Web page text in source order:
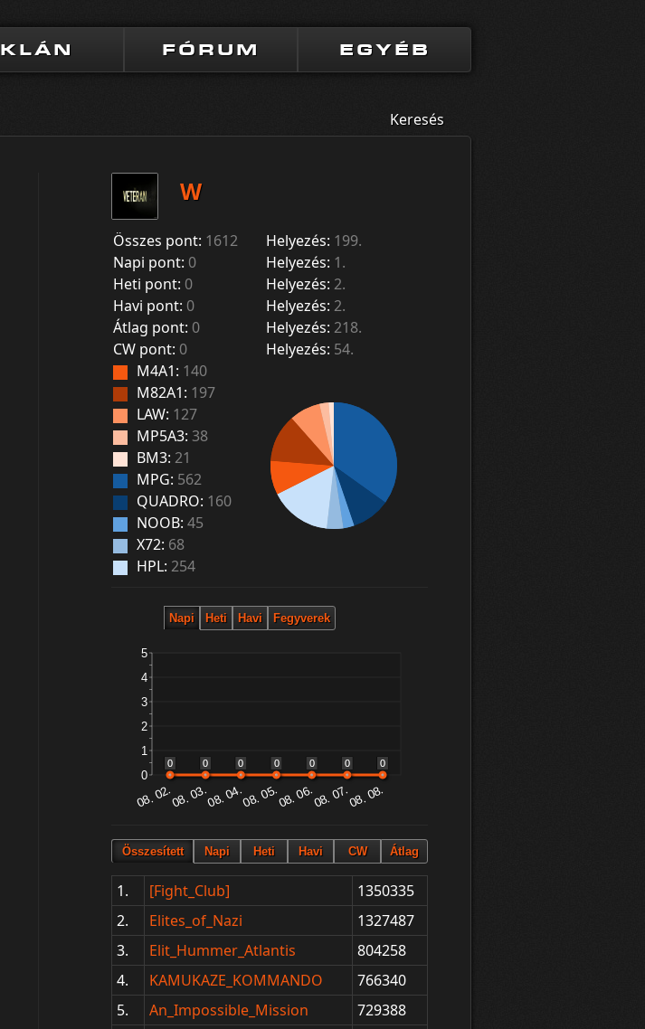
KLÁN FÓRUM EGYÉB
Keresés
W
Összes pont: 1612 Helyezés: 199.
Napi pont: 0 Helyezés: 1.
Heti pont: 0 Helyezés: 2.
Havi pont: 0 Helyezés: 2.
Átlag pont: 0 Helyezés: 218.
CW pont: 0 Helyezés: 54.
M4A1: 140
M82A1: 197
LAW: 127
MP5A3: 38
BM3: 21
MPG: 562
QUADRO: 160
NOOB: 45
X72: 68
HPL: 254
1. [Fight_Club]
1350335
2.
Elites_of_Nazi
1327487
3.
Elit_Hummer_Atlantis
804258
4.
KAMUKAZE_KOMMANDO
766340
5.
An_Impossible_Mission
729388